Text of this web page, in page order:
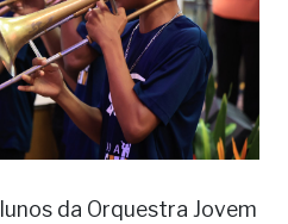
da Orquestra Jovem